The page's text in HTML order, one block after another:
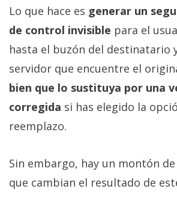
Lo que hace es generar un
de control invisible para el
hasta el buzón del destinatario
servidor que encuentre el
bien que lo sustituya por una
corregida si has elegido la
reemplazo.
Sin embargo, hay un montón de
que cambian el resultado de